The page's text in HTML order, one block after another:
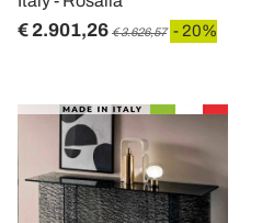
€ 2.901,26 € 3.626,57 - 20%